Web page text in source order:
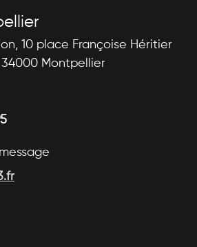
10 place Françoise Héritier
Montpellier